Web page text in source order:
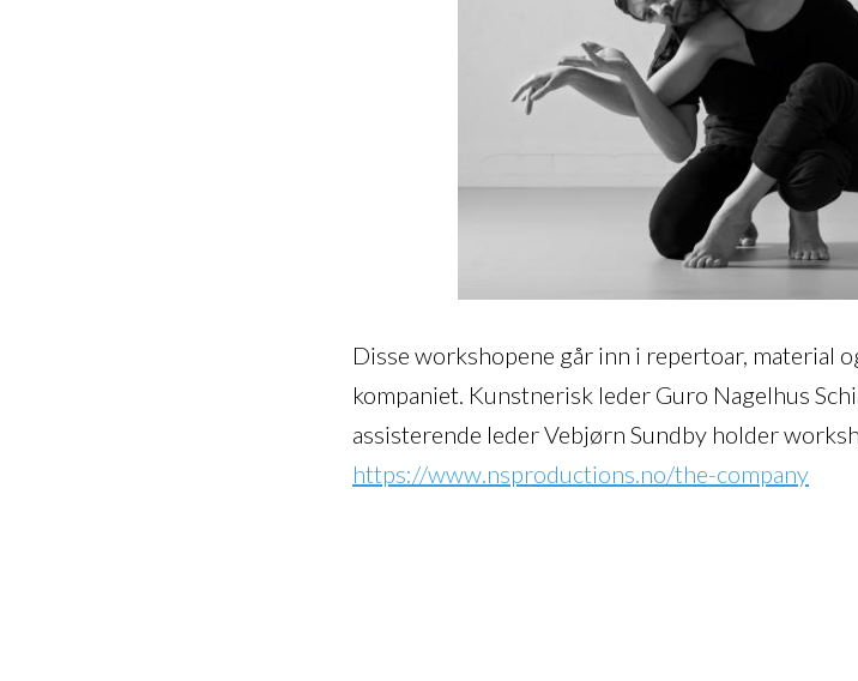
Disse workshopene går inn i repertoar, material
kompaniet. Kunstnerisk leder Guro Nagelhus
assisterende leder Vebjørn Sundby holder
https://www.nsproductions.no/the-company